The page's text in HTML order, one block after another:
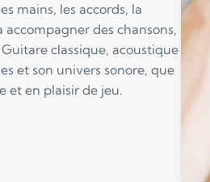
mains, les accords, la
des chansons,
classique, acoustique
et son univers sonore, que
et en plaisir de jeu.